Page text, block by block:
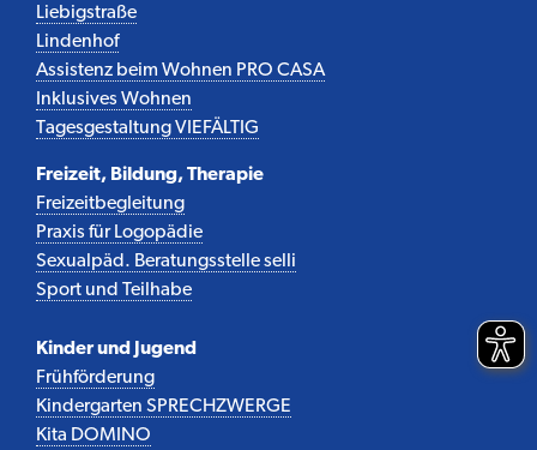
Liebigstraße
Lindenhof
Assistenz beim Wohnen PRO CASA
Inklusives Wohnen
Tagesgestaltung VIEFÄLTIG
Freizeit, Bildung, Therapie
Freizeitbegleitung
Praxis für Logopädie
Sexualpäd. Beratungsstelle selli
Sport und Teilhabe
Kinder und Jugend
Frühförderung
Kindergarten SPRECHZWERGE
Kita DOMINO